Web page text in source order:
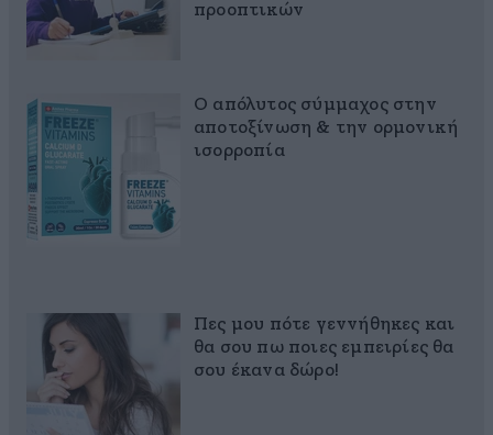
προοπτικών
Ο απόλυτος σύμμαχος στην
αποτοξίνωση & την ορμονική
ισορροπία
Πες μου πότε γεννήθηκες και
θα σου πω ποιες εμπειρίες θα
σου έκανα δώρο!